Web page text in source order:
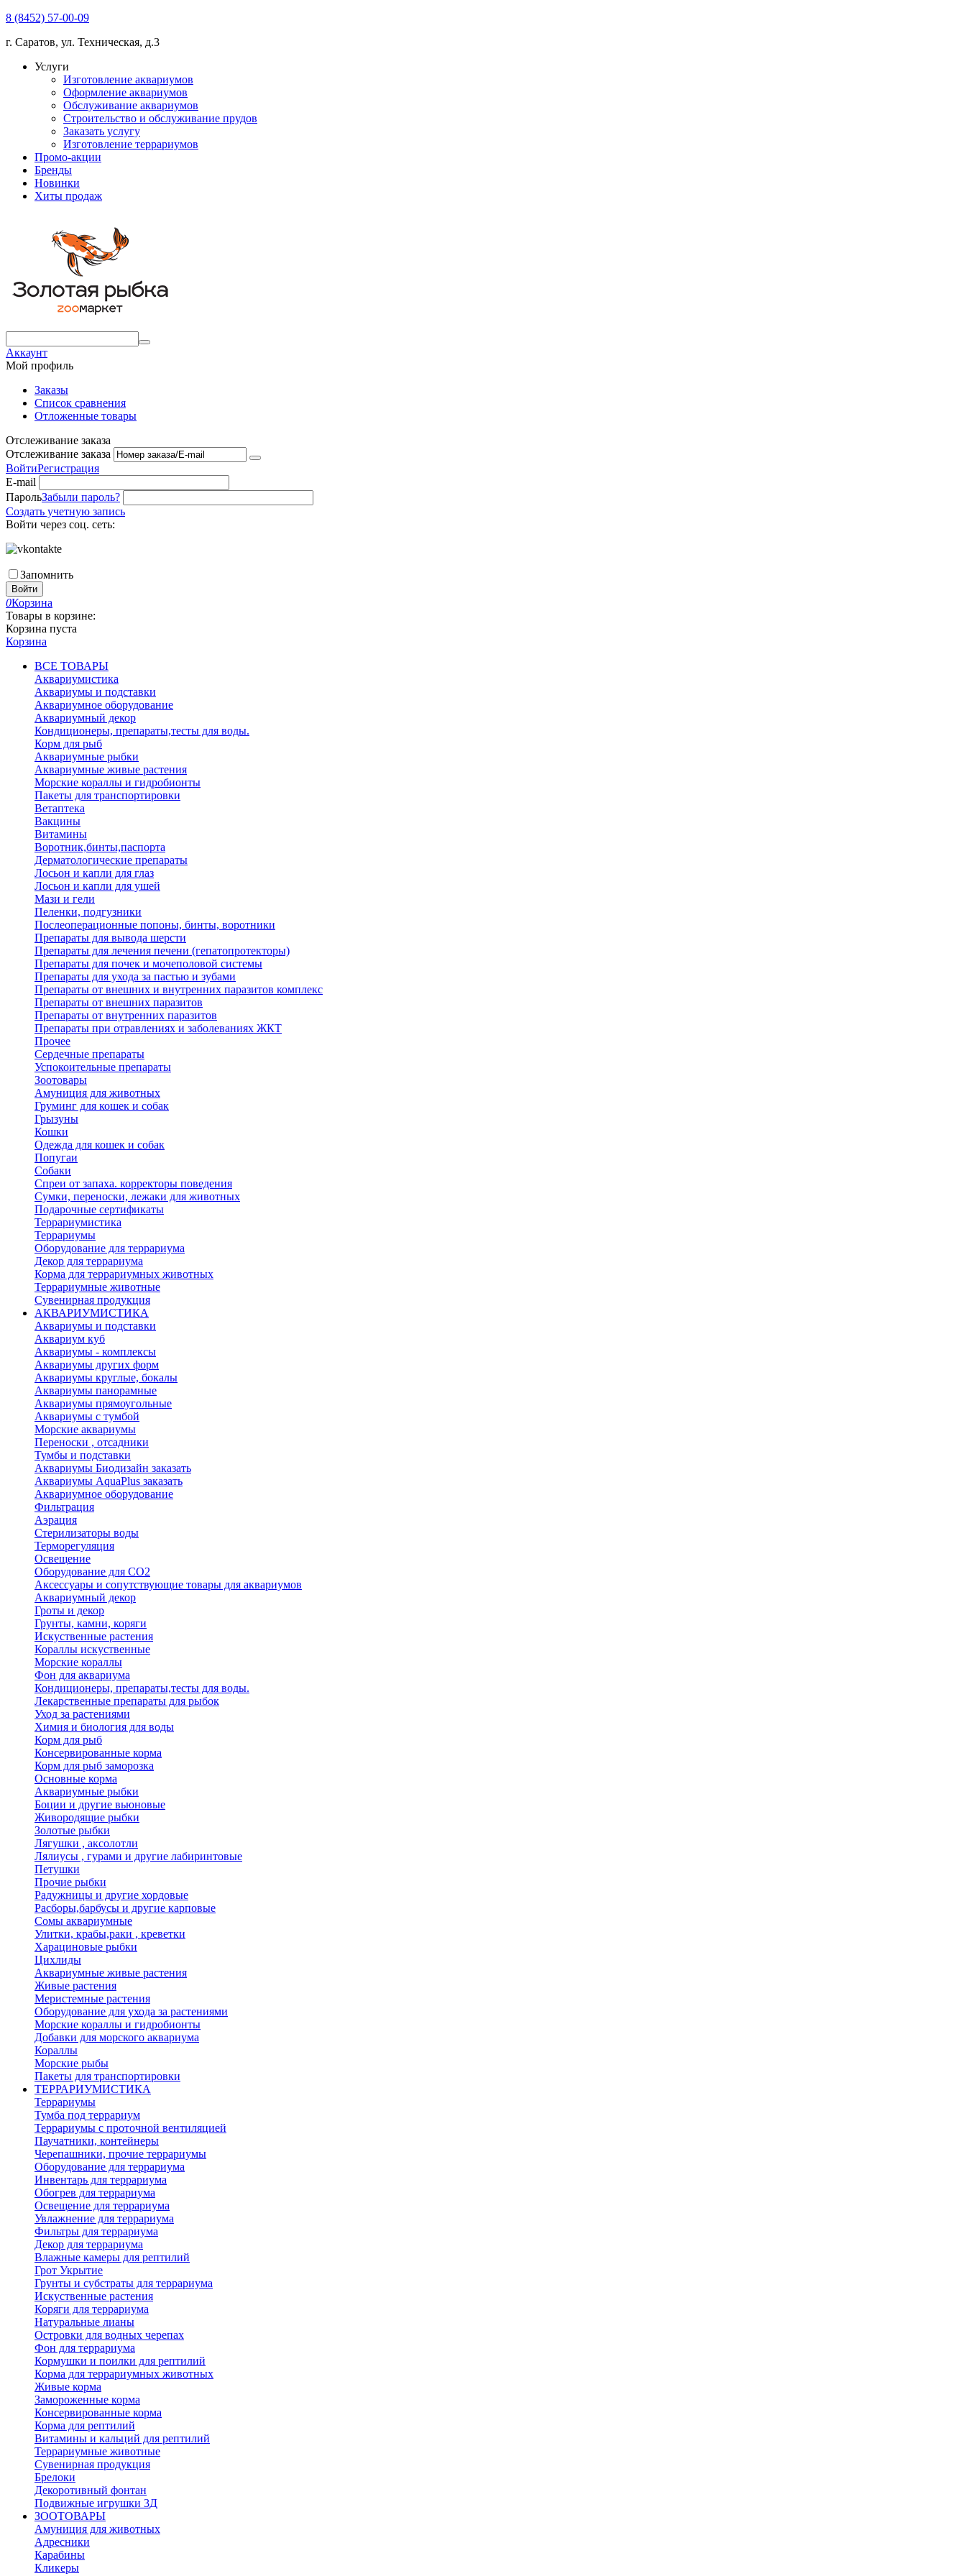
8 (8452) 57-00-09
г. Саратов, ул. Техническая, д.3
Услуги
Изготовление аквариумов
Оформление аквариумов
Обслуживание аквариумов
Строительство и обслуживание прудов
Заказать услугу
Изготовление террариумов
Промо-акции
Бренды
Новинки
Хиты продаж
Аккаунт
Мой профиль
Заказы
Список сравнения
Отложенные товары
Отслеживание заказа
Отслеживание заказа
ВойтиРегистрация
E-mail
ПарольЗабыли пароль?
Создать учетную запись
Войти через соц. сеть:
Запомнить
Войти
0Корзина
Товары в корзине:
Корзина пуста
Корзина
ВСЕ ТОВАРЫ
Аквариумистика
Аквариумы и подставки
Аквариумное оборудование
Аквариумный декор
Кондиционеры, препараты,тесты для воды.
Корм для рыб
Аквариумные рыбки
Аквариумные живые растения
Морские кораллы и гидробионты
Пакеты для транспортировки
Ветаптека
Вакцины
Витамины
Воротник,бинты,паспорта
Дерматологические препараты
Лосьон и капли для глаз
Лосьон и капли для ушей
Мази и гели
Пеленки, подгузники
Послеоперационные попоны, бинты, воротники
Препараты для вывода шерсти
Препараты для лечения печени (гепатопротекторы)
Препараты для почек и мочеполовой системы
Препараты для ухода за пастью и зубами
Препараты от внешних и внутренних паразитов комплекс
Препараты от внешних паразитов
Препараты от внутренних паразитов
Препараты при отравлениях и заболеваниях ЖКТ
Прочее
Сердечные препараты
Успокоительные препараты
Зоотовары
Амуниция для животных
Груминг для кошек и собак
Грызуны
Кошки
Одежда для кошек и собак
Попугаи
Собаки
Спреи от запаха. корректоры поведения
Сумки, переноски, лежаки для животных
Подарочные сертификаты
Террариумистика
Террариумы
Оборудование для террариума
Декор для террариума
Корма для террариумных животных
Террариумные животные
Сувенирная продукция
АКВАРИУМИСТИКА
Аквариумы и подставки
Аквариум куб
Аквариумы - комплексы
Аквариумы других форм
Аквариумы круглые, бокалы
Аквариумы панорамные
Аквариумы прямоугольные
Аквариумы с тумбой
Морские аквариумы
Переноски , отсадники
Тумбы и подставки
Аквариумы Биодизайн заказать
Аквариумы AquaPlus заказать
Аквариумное оборудование
Фильтрация
Аэрация
Стерилизаторы воды
Терморегуляция
Освещение
Оборудование для CO2
Аксессуары и сопутствующие товары для аквариумов
Аквариумный декор
Гроты и декор
Грунты, камни, коряги
Искуственные растения
Кораллы искуственные
Морские кораллы
Фон для аквариума
Кондиционеры, препараты,тесты для воды.
Лекарственные препараты для рыбок
Уход за растениями
Химия и биология для воды
Корм для рыб
Консервированные корма
Корм для рыб заморозка
Основные корма
Аквариумные рыбки
Боции и другие вьюновые
Живородящие рыбки
Золотые рыбки
Лягушки , аксолотли
Лялиусы , гурами и другие лабиринтовые
Петушки
Прочие рыбки
Радужницы и другие хордовые
Расборы,барбусы и другие карповые
Сомы аквариумные
Улитки, крабы,раки , креветки
Харациновые рыбки
Цихлиды
Аквариумные живые растения
Живые растения
Меристемные растения
Оборудование для ухода за растениями
Морские кораллы и гидробионты
Добавки для морского аквариума
Кораллы
Морские рыбы
Пакеты для транспортировки
ТЕРРАРИУМИСТИКА
Террариумы
Тумба под террариум
Террариумы с проточной вентиляцией
Паучатники, контейнеры
Черепашники, прочие террариумы
Оборудование для террариума
Инвентарь для террариума
Обогрев для террариума
Освещение для террариума
Увлажнение для террариума
Фильтры для террариума
Декор для террариума
Влажные камеры для рептилий
Грот Укрытие
Грунты и субстраты для террариума
Искуственные растения
Коряги для террариума
Натуральные лианы
Островки для водных черепах
Фон для террариума
Кормушки и поилки для рептилий
Корма для террариумных животных
Живые корма
Замороженные корма
Консервированные корма
Корма для рептилий
Витамины и кальций для рептилий
Террариумные животные
Сувенирная продукция
Брелоки
Декоротивный фонтан
Подвижные игрушки 3Д
ЗООТОВАРЫ
Амуниция для животных
Адресники
Карабины
Кликеры